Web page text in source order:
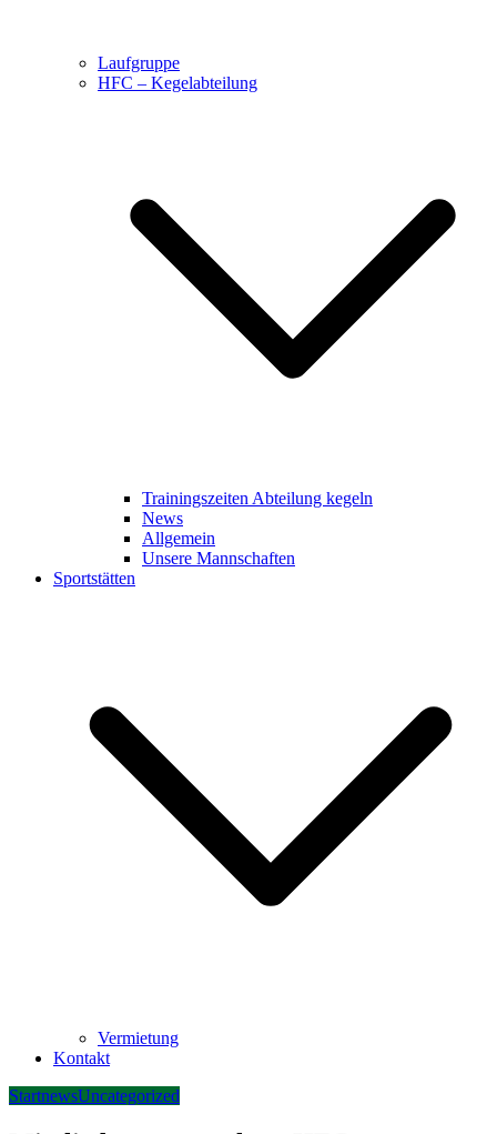
Laufgruppe
HFC – Kegelabteilung
Trainingszeiten Abteilung kegeln
News
Allgemein
Unsere Mannschaften
Sportstätten
Vermietung
Kontakt
StartnewsUncategorized